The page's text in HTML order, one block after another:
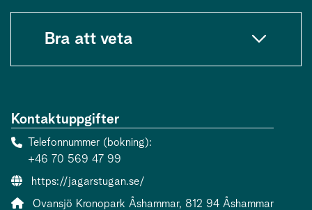
Bra att veta
Kontaktuppgifter
Telefonnummer (bokning)
+46 70 569 47 99
Webbsida:
https://jagarstugan.se/
Adress:
Ovansjö Kronopark Åshammar, 812 94 Åshammar